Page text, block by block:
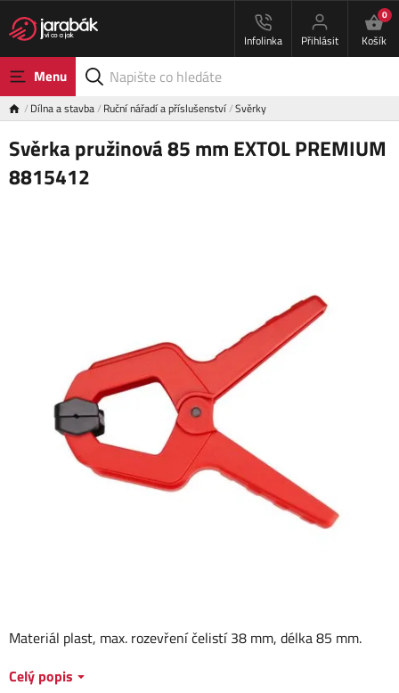
Infolinka Přihlásit
0
Košík
Menu
Dílna a stavba Ruční nářadí a příslušenství Svěrky
Svěrka pružinová 85 mm EXTOL PREMIUM
8815412
Materiál plast, max. rozevření čelistí 38 mm, délka 85 mm.
Celý popis